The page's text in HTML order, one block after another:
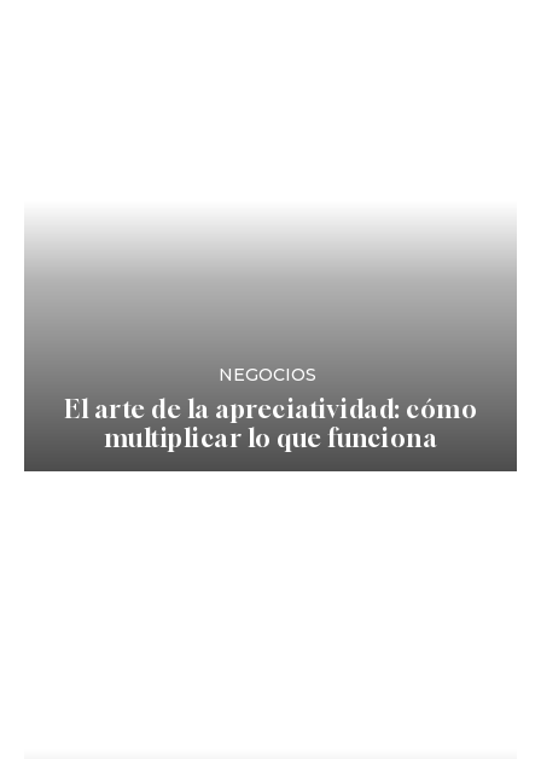
NEGOCIOS
El arte de la apreciatividad: cómo
multiplicar lo que funciona